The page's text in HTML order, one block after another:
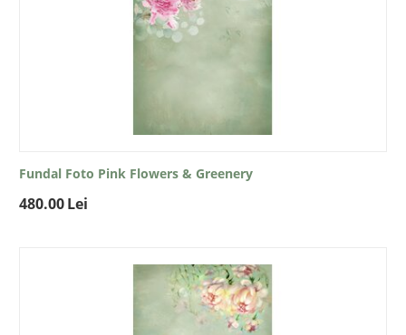
Fundal Foto Pink Flowers & Greenery
480.00Lei